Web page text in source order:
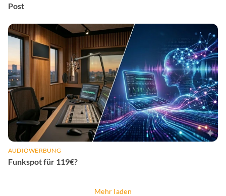
Post
AUDIOWERBUNG
Funkspot für 119€?
Mehr laden